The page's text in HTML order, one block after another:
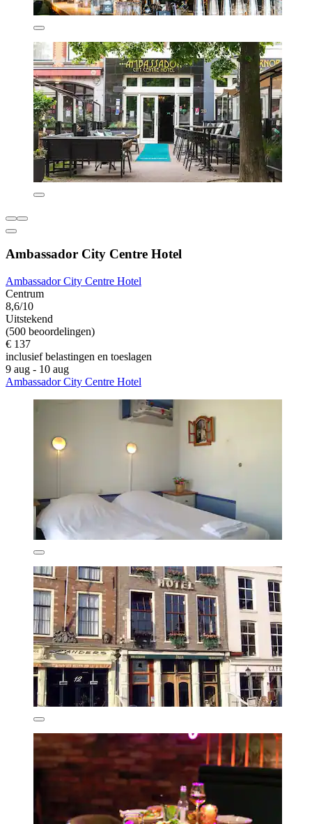
Ambassador City Centre Hotel
Ambassador City Centre Hotel
Centrum
8,6/10
Uitstekend
(500 beoordelingen)
€ 137
inclusief belastingen en toeslagen
9 aug - 10 aug
Ambassador City Centre Hotel